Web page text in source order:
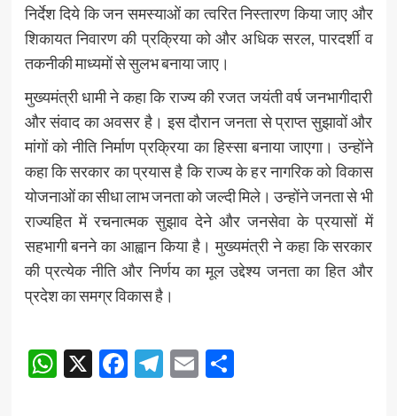
निर्देश दिये कि जन समस्याओं का त्वरित निस्तारण किया जाए और
शिकायत निवारण की प्रक्रिया को और अधिक सरल, पारदर्शी व
तकनीकी माध्यमों से सुलभ बनाया जाए।
मुख्यमंत्री धामी ने कहा कि राज्य की रजत जयंती वर्ष जनभागीदारी
और संवाद का अवसर है। इस दौरान जनता से प्राप्त सुझावों और
मांगों को नीति निर्माण प्रक्रिया का हिस्सा बनाया जाएगा। उन्होंने
कहा कि सरकार का प्रयास है कि राज्य के हर नागरिक को विकास
योजनाओं का सीधा लाभ जनता को जल्दी मिले। उन्होंने जनता से भी
राज्यहित में रचनात्मक सुझाव देने और जनसेवा के प्रयासों में
सहभागी बनने का आह्वान किया है। मुख्यमंत्री ने कहा कि सरकार
की प्रत्येक नीति और निर्णय का मूल उद्देश्य जनता का हित और
प्रदेश का समग्र विकास है।
Post
navigation
WhatsApp
X Facebook
Telegram
EmailShare